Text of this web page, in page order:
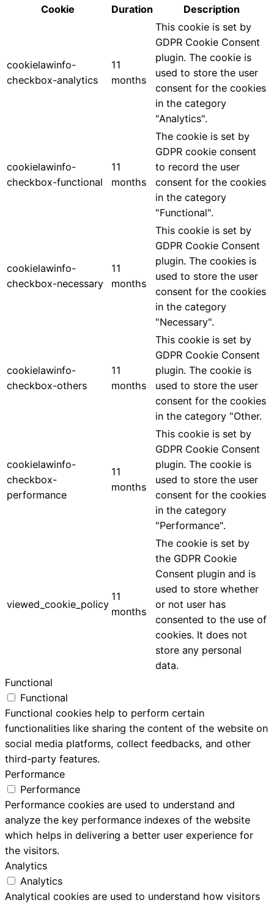
Cookie
Duration Description
cookielawinfo-
checkbox-analytics
11
months
This cookie is set by
GDPR Cookie Consent
plugin. The cookie is
used to store the user
consent for the cookies
in the category
"Analytics".
cookielawinfo-
checkbox-functional
11
months
The cookie is set by
GDPR cookie consent
to record the user
consent for the cookies
in the category
"Functional".
cookielawinfo-
checkbox-necessary
11
months
This cookie is set by
GDPR Cookie Consent
plugin. The cookies is
used to store the user
consent for the cookies
in the category
"Necessary".
cookielawinfo-
checkbox-others
11
months
This cookie is set by
GDPR Cookie Consent
plugin. The cookie is
used to store the user
consent for the cookies
in the category "Other.
cookielawinfo-
checkbox-
performance
11
months
This cookie is set by
GDPR Cookie Consent
plugin. The cookie is
used to store the user
consent for the cookies
in the category
"Performance".
viewed_cookie_policy
11
months
The cookie is set by
the GDPR Cookie
Consent plugin and is
used to store whether
or not user has
consented to the use of
cookies. It does not
store any personal
data.
Functional
Functional
Functional cookies help to perform certain
functionalities like sharing the content of the website on
social media platforms, collect feedbacks, and other
third-party features.
Performance
Performance
Performance cookies are used to understand and
analyze the key performance indexes of the website
which helps in delivering a better user experience for
the visitors.
Analytics
Analytics
Analytical cookies are used to understand how visitors